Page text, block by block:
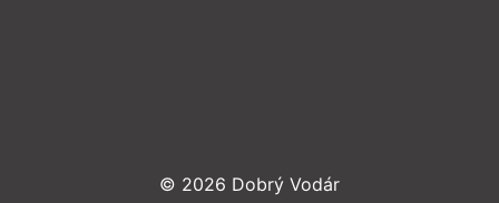
© 2026 Dobrý Vodár